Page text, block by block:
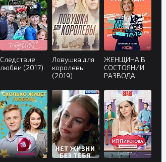
Следствие
любви (2017)
Ловушка для
королевы
(2019)
ЖЕНЩИНА В
СОСТОЯНИИ
РАЗВОДА